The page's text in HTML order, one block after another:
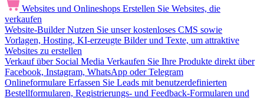
Websites und Onlineshops Erstellen Sie Websites, die
verkaufen
Website-Builder Nutzen Sie unser kostenloses CMS sowie
Vorlagen, Hosting, KI-erzeugte Bilder und Texte, um attraktive
Websites zu erstellen
Verkauf über Social Media Verkaufen Sie Ihre Produkte direkt über
Facebook, Instagram, WhatsApp oder Telegram
Onlineformulare Erfassen Sie Leads mit benutzerdefinierten
Bestellformularen, Registrierungs- und Feedback-Formularen und